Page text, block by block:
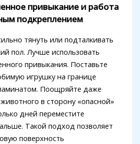
привыкание и работа
подкреплением
тянуть или подталкивать
пол. Лучше использовать
привыкания. Поставьте
игрушку на границе
Поощряйте даже
в сторону «опасной»
дней переместите
Такой подход позволяет
поверхность